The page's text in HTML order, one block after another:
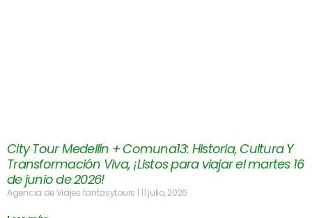
City Tour Medellín + Comuna13: Historia, Cultura Y
Transformación Viva, ¡Listos para viajar el martes 16
de junio de 2026!
Agencia de Viajes fantasytours 11 julio, 2026